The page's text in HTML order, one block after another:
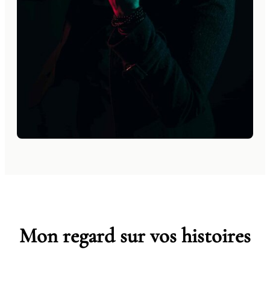
Mon regard sur vos histoires